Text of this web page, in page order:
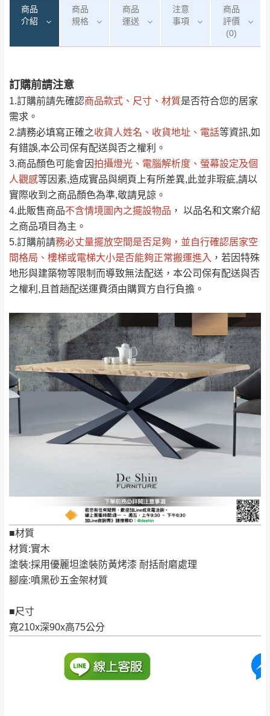
商品
介紹
商品
規格
商品
運送
注意
事項
商品
評價
(0)
訂購前請注意
1.訂購前請先確認商品款式、尺寸、材質是否符合您的居家
需求。
2.請務必填寫正確之收貨人姓名、收貨地址、電話等資訊,如
有錯誤,本公司保有配送與否之權利。
3.商品顏色可能會因拍攝燈光、電腦解析度、螢幕設定及個
人觀感等因素,造成實品與網頁上有所差異,此並非瑕疵,請以
實際收到之商品顏色為準,敬請見諒。
4.此販售商品不含情境圖內之擺設物品 ， 以品名和文案介紹
之商品項目為主。
5.訂購前請務必丈量擺放空間是否足夠 ，並自行確認居家空
間格局、 樓梯或電梯大小是否能夠正常搬運進入 ，若因特殊
地形與建築物等限制而導致無法配送，本公司保有配送與否
之權利,且首趟配送運費須由購買方自行負擔。
■材質
材質:實木
塗裝:採用優麗坦塗裝防黃烤漆 耐括耐磨處理
腳座:噴黑砂五金架材質
■尺寸
寬210x深90x高75公分
運 費 說 明
運送地區 運送費用
偏遠地區
（請先線上詢問 LINE
→@dershin ）
桃園
免 運
費
＊A108產品另收運費
復興鄉
新竹
峨眉鄉、五峰鄉、
橫山、北埔鄉、尖
石鄉、寶山鄉山
區、新埔山區、芎
里
台北 無
新北
雙溪、貢寮、烏
來、平溪、九份、
石門、林口 下福
里、新店山區、三
峽山區、石碇、坪
林、福隆、淡水山
$ 9,000以上：免
運費
＊A108產品另收運費
苗栗
$ 9,000以上：免
NT$500元
＊A108產品另收運費
配送天數：5~14天
注意事項：
由於品項繁多，網頁無法及時更新，如有需
Line客服」來信確認商品是否有「現貨」與
「金額」。
若商品價格或庫存有異常，商家有權取消訂
單。部分網路商品恕無法更改原設計或客製，敬請
見諒！
接單後二日內(不含例假日)，我們客服會與您
電話聯絡或E-Mail通知確認訂單。
（線上客服 LINE → @dershin）
下單前先詢問是否現貨，若未詢問下單後無
（洽詢方式請搜尋 Line ID → @dershin）
運送範圍：限定北至基隆，南至苗栗，偏遠
地區恕無法提供運送 (詳見運送規章)。
配送範圍：
苗栗至基隆；其它地區暫不開放，如因特殊
地型限制(山區、鄉、鎮、村)、樓梯太小、無
法搬運上樓等因素，導致無法配送，
服務，若需以吊車或其他的吊掛方式吊運，
費用將由買方自行支付。
因大型傢俱有組裝、配送的問題，並非一般
天在家等貨，以節省您的寶貴時間。
由於百貨公司配送較為不易，故暫無法配送
發票寄送：
完成出貨15個工作天另行寄出，另外約加上2~7個
工作天內送達，如遇國定假日將順延寄送。
0/5 (0)筆
全部 依評論高至低排列
依評論低至高排列 只顯示附上圖片
只顯示附上評論